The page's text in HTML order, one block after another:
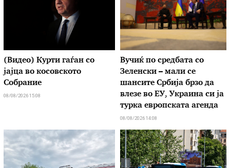
(Видео) Курти гаѓан со
јајца во косовското
Собрание
08/08/2026 15:08
Вучиќ по средбата со
Зеленски – мали се
шансите Србија брзо да
влезе во ЕУ, Украина си ја
турка европската агенда
08/08/2026 14:08